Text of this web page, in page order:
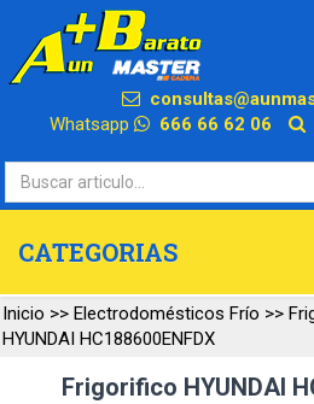
Whatsapp
666 66 62 06
CATEGORIAS
Inicio >> Electrodomésticos Frío >>
HYUNDAI HC188600ENFDX
Frigorifico HYUNDAI